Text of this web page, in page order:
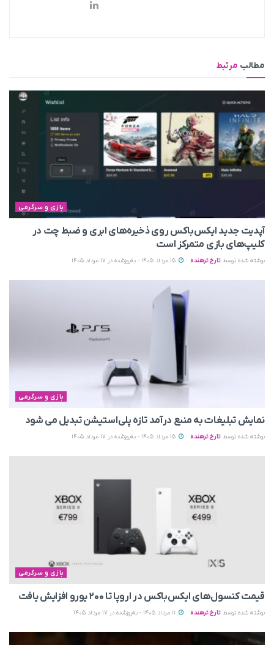
مطالب مرتبط
بازی و سرگرمی
آپدیت جدید ایکس‌باکس روی ذخیره‌های ابری و ضبط چت در
کلیپ‌های بازی متمرکز است
نوشته شده توسط تارخ ترهنده
بازی و سرگرمی
نمایش تبلیغات به منبع درآمد تازه پلی‌استیشن تبدیل می‌ شود
نوشته شده توسط تارخ ترهنده
بازی و سرگرمی
قیمت کنسول‌های ایکس‌باکس در اروپا تا ۲۰۰ یورو افزایش یافت
نوشته شده توسط تارخ ترهنده